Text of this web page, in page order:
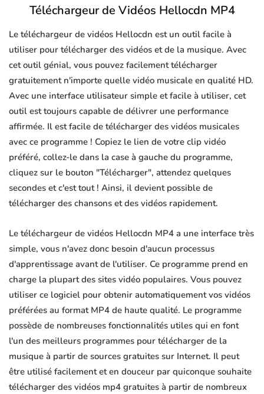
Téléchargeur de Vidéos Hellocdn MP4
Le téléchargeur de vidéos Hellocdn est un outil facile à
utiliser pour télécharger des vidéos et de la musique. Avec
cet outil génial, vous pouvez facilement télécharger
gratuitement n'importe quelle vidéo musicale en qualité HD.
Avec une interface utilisateur simple et facile à utiliser, cet
outil est toujours capable de délivrer une performance
affirmée. Il est facile de télécharger des vidéos musicales
avec ce programme ! Copiez le lien de votre clip vidéo
préféré, collez-le dans la case à gauche du programme,
cliquez sur le bouton "Télécharger", attendez quelques
secondes et c'est tout ! Ainsi, il devient possible de
télécharger des chansons et des vidéos rapidement.
Le téléchargeur de vidéos Hellocdn MP4 a une interface très
simple, vous n'avez donc besoin d'aucun processus
d'apprentissage avant de l'utiliser. Ce programme prend en
charge la plupart des sites vidéo populaires. Vous pouvez
utiliser ce logiciel pour obtenir automatiquement vos vidéos
préférées au format MP4 de haute qualité. Le programme
possède de nombreuses fonctionnalités utiles qui en font
l'un des meilleurs programmes pour télécharger de la
musique à partir de sources gratuites sur Internet. Il peut
être utilisé facilement et en douceur par quiconque souhaite
télécharger des vidéos mp4 gratuites à partir de nombreux